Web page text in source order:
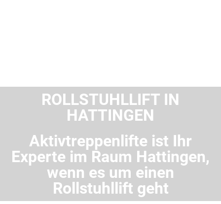
ROLLSTUHLLIFT IN
HATTINGEN
Aktivtreppenlifte ist Ihr
Experte im Raum Hattingen,
wenn es um einen
Rollstuhllift geht